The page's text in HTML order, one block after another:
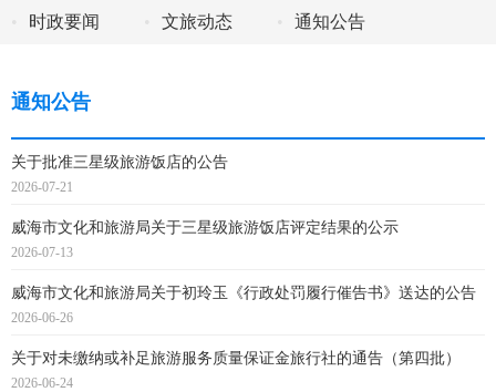
时政要闻 文旅动态 通知公告
通知公告
关于批准三星级旅游饭店的公告
2026-07-21
威海市文化和旅游局关于三星级旅游饭店评定结果的公示
2026-07-13
威海市文化和旅游局关于初玲玉《行政处罚履行催告书》送达的公告
2026-06-26
关于对未缴纳或补足旅游服务质量保证金旅行社的通告（第四批）
2026-06-24